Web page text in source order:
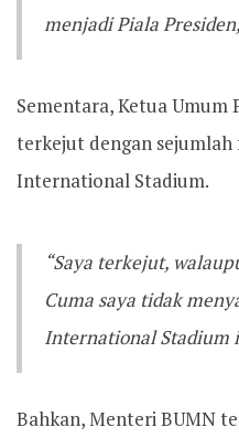
menjadi Piala
Sementara, Ketua Umum
terkejut dengan
International Stadium.
“Saya terkejut,
Cuma saya tidak
International Stadium
Bahkan, Menteri BUMN